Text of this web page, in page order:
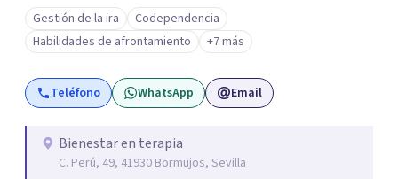
lugar donde abrirte y expresarte sin juicios, donde
explorar tus emociones, conocerte, solucionar tus
heridas y trabajar en tu crecimiento. personal
Gestión de la ira
Codependencia
Habilidades de afrontamiento
+7 más
Teléfono WhatsApp Email
Bienestar en terapia
C. Perú, 49, 41930 Bormujos, Sevilla